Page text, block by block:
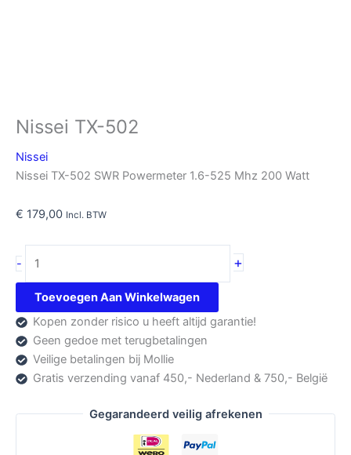
Nissei TX-502
Nissei
Nissei TX-502 SWR Powermeter 1.6-525 Mhz 200 Watt
€ 179,00 Incl. BTW
-
TX-
502
aantal
+
Toevoegen Aan Winkelwagen
Kopen zonder risico u heeft altijd garantie!
Geen gedoe met terugbetalingen
Veilige betalingen bij Mollie
Gratis verzending vanaf 450,- Nederland & 750,- België
Gegarandeerd veilig afrekenen